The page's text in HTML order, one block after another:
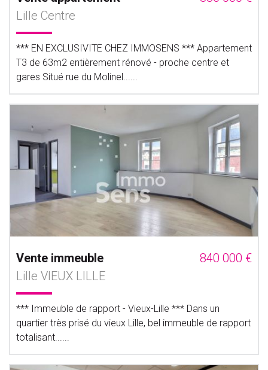
Lille Centre
*** EN EXCLUSIVITE CHEZ IMMOSENS *** Appartement
T3 de 63m2 entièrement rénové - proche centre et
gares Situé rue du Molinel......
Vente immeuble
840 000 €
Lille VIEUX LILLE
*** Immeuble de rapport - Vieux-Lille *** Dans un
quartier très prisé du vieux Lille, bel immeuble de rapport
totalisant......